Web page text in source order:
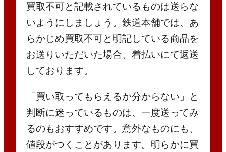
買取不可と記載されているものは送らな
いようにしましょう。鉄道本舗では、あ
らかじめ買取不可と明記している商品を
お送りいただいた場合、着払いにて返送
しております。
「買い取ってもらえるか分からない」と
判断に迷っているものは、一度送ってみ
るのもおすすめです。意外なものにも、
値段がつくことがあります。明らかに買